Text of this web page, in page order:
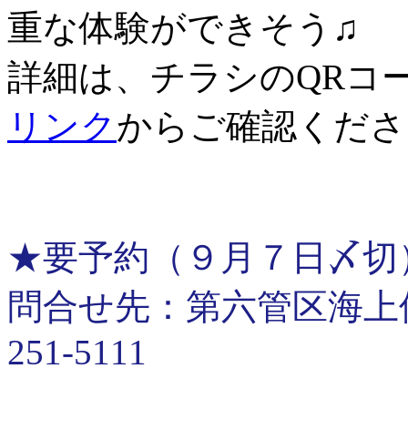
重な体験ができそう♫
詳細は、チラシのQRコ
リンクからご確認くだ
★要予約（９月７日〆切
問合せ先：第六管区海
251-5111